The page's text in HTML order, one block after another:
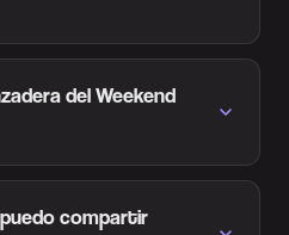
del Weekend
compartir